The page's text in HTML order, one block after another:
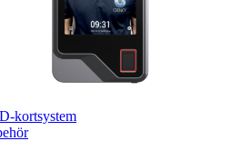
kortsystem